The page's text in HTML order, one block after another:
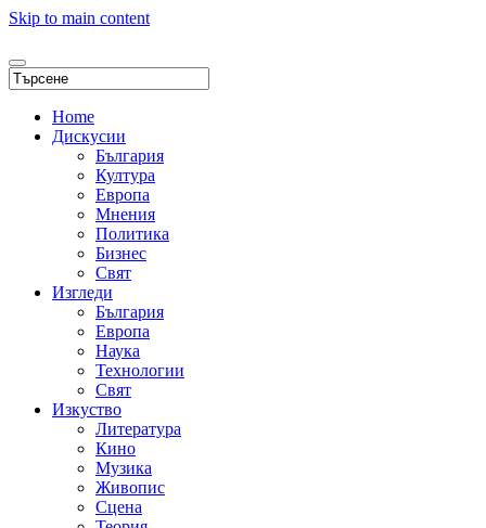
Skip to main content
Home
Дискусии
България
Култура
Европа
Мнения
Политика
Бизнес
Свят
Изгледи
България
Европа
Наука
Технологии
Свят
Изкуство
Литература
Кино
Музика
Живопис
Сцена